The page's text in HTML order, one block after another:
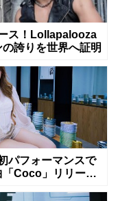
ス！Lollapalooza
誇りを世界へ証明
パフォーマンスで
Coco」リリース